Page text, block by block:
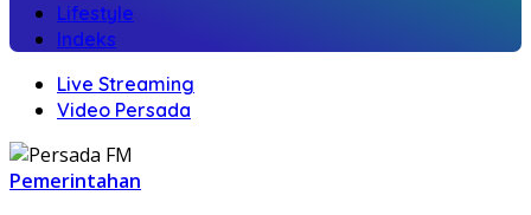
Lifestyle
Indeks
Live Streaming
Video Persada
Pemerintahan